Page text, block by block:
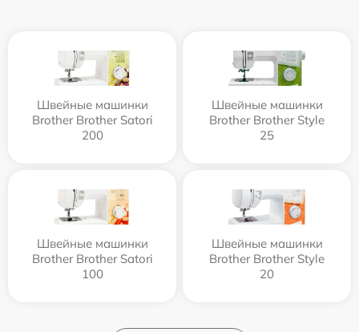
Швейные машинки
Brother Brother Satori
200
Швейные машинки
Brother Brother Style
25
Швейные машинки
Brother Brother Satori
100
Швейные машинки
Brother Brother Style
20